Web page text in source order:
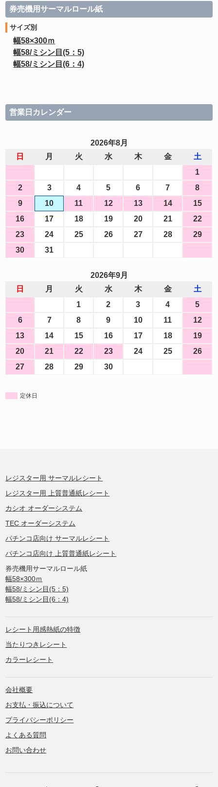
券売機用サーマルロール紙
サイズ別
幅58×300ｍ
幅58/ミシン目(5：5)
幅58/ミシン目(6：4)
営業日カレンダー
2026年8月
日
月 火 水 木 金
土
1
2
3 4 5 6 7
8
9
10 11 12 13 14
15
16
17 18 19 20 21
22
23
24 25 26 27 28
29
30
31
2026年9月
日
月 火 水 木 金
土
1
2 3 4
5
6
7 8 9 10 11
12
13
14 15 16 17 18
19
20
21 22 23 24 25
26
27
28 29 30
定休日
レジスター用 サーマルレシート
レジスター用 上質普通紙レシート
カシオ オーダーシステム
TEC オーダーシステム
パチンコ店向け サーマルレシート
パチンコ店向け 上質普通紙レシート
券売機用サーマルロール紙
幅58×300ｍ
幅58/ミシン目(5：5)
幅58/ミシン目(6：4)
レシート用感熱紙の特徴
当たりつきレシート
カラーレシート
会社概要
お支払・振込について
プライバシーポリシー
よくある質問
お問い合わせ